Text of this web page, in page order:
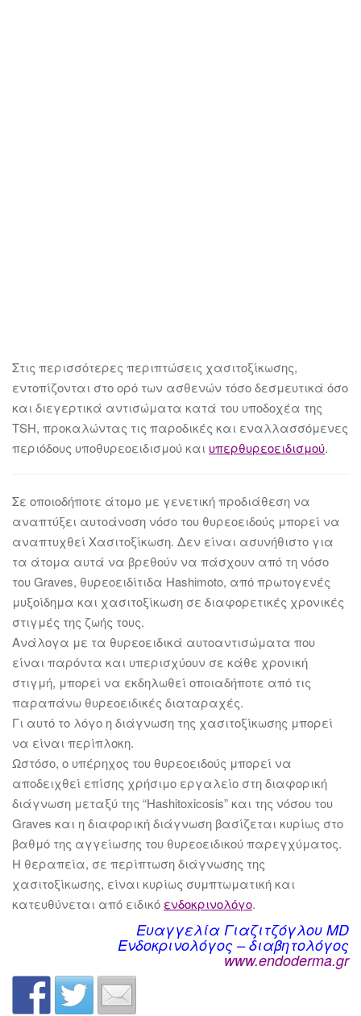
Στις περισσότερες περιπτώσεις χασιτοξίκωσης,
εντοπίζονται στο ορό των ασθενών τόσο δεσμευτικά όσο
και διεγερτικά αντισώματα κατά του υποδοχέα της
TSH, προκαλώντας τις παροδικές και εναλλασσόμενες
περιόδους υποθυρεοειδισμού και υπερθυρεοειδισμού.
Σε οποιοδήποτε άτομο με γενετική προδιάθεση να
αναπτύξει αυτοάνοση νόσο του θυρεοειδούς μπορεί να
αναπτυχθεί Χασιτοξίκωση. Δεν είναι ασυνήθιστο για
τα άτομα αυτά να βρεθούν να πάσχουν από τη νόσο
του Graves, θυρεοειδίτιδα Hashimoto, από πρωτογενές
μυξοίδημα και χασιτοξίκωση σε διαφορετικές χρονικές
στιγμές της ζωής τους.
Ανάλογα με τα θυρεοειδικά αυτοαντισώματα που
είναι παρόντα και υπερισχύουν σε κάθε χρονική
στιγμή, μπορεί να εκδηλωθεί οποιαδήποτε από τις
παραπάνω θυρεοειδικές διαταραχές.
Γι αυτό το λόγο η διάγνωση της χασιτοξίκωσης μπορεί
να είναι περίπλοκη.
Ωστόσο, ο υπέρηχος του θυρεοειδούς μπορεί να
αποδειχθεί επίσης χρήσιμο εργαλείο στη διαφορική
διάγνωση μεταξύ της “Hashitoxicosis” και της νόσου του
Graves και η διαφορική διάγνωση βασίζεται κυρίως στο
βαθμό της αγγείωσης του θυρεοειδικού παρεγχύματος.
H θεραπεία, σε περίπτωση διάγνωσης της
χασιτοξίκωσης, είναι κυρίως συμπτωματική και
κατευθύνεται από ειδικό ενδοκρινολόγο.
Ευαγγελία Γιαζιτζόγλου MD
Ενδοκρινολόγος – διαβητολόγος
www.endoderma.gr